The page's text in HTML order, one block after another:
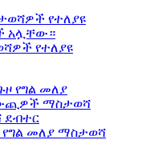
የተለያዩ
መለያ ማስታወሻ